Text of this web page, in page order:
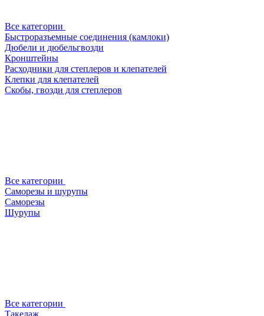
Все категории
Быстроразъемные соединения (камлоки)
Дюбели и дюбельгвозди
Кронштейны
Расходники для степлеров и клепателей
Клепки для клепателей
Скобы, гвозди для степлеров
Все категории
Саморезы и шурупы
Саморезы
Шурупы
Все категории
Такелаж